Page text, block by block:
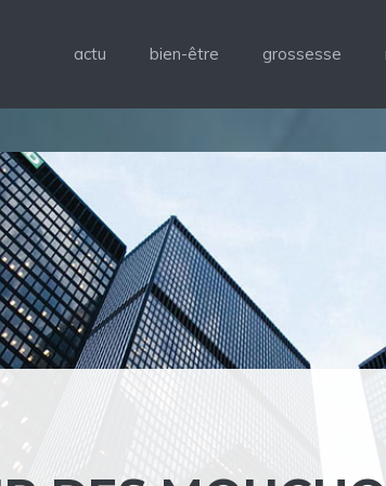
actu bien-être grossesse